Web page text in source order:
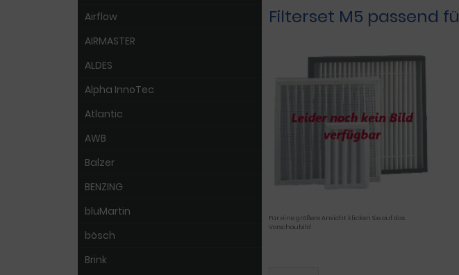
Filterset M5 passend
Für eine größere Ansicht klicken Sie auf das
Vorschaubild
Airflow
AIRMASTER
ALDES
Alpha InnoTec
Atlantic
AWB
Balzer
BENZING
bluMartin
bösch
Brink